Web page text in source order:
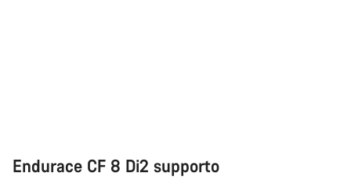
Endurace CF 8 Di2 supporto